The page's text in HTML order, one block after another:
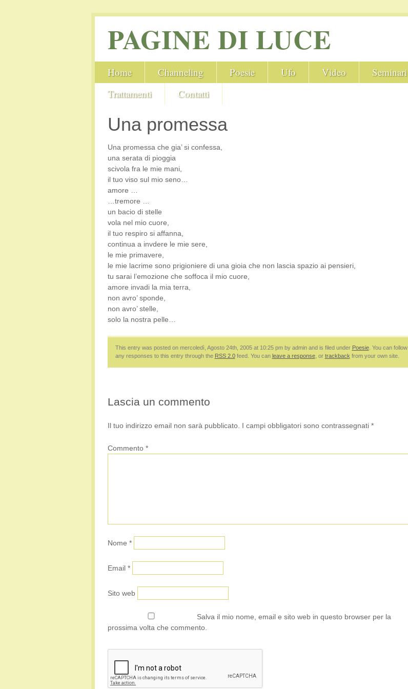
PAGINE DI LUCE
Home Channeling Poesie Ufo Video Seminari
Trattamenti
Contatti
Una promessa
Una promessa che gia’ si confessa,
una serata di pioggia
scivola fra le mie mani,
il tuo viso sul mio seno…
amore …
…tremore …
un bacio di stelle
vola nel mio cuore,
il tuo respiro si affanna,
continua a invdere le mie sere,
le mie primavere,
le mie lacrime sono prigioniere di una gioia che non lascia spazio ai pensieri,
tu sarai l’emozione che soffoca il mio cuore,
amore invadi la mia terra,
non avro’ sponde,
non avro’ stelle,
solo la nostra pelle…
This entry was posted on mercoledì, Agosto 24th, 2005 at 10:25 pm by admin and is filed under Poesie. You can follow
any responses to this entry through the RSS 2.0feed. You can leave a response, or trackback from your own site.
Lascia un commento
Il tuo indirizzo email non sarà pubblicato. I campi obbligatori sono contrassegnati *
Commento *
Nome *
Email *
Sito web
Salva il mio nome, email e sito web in questo browser per la
prossima volta che commento.